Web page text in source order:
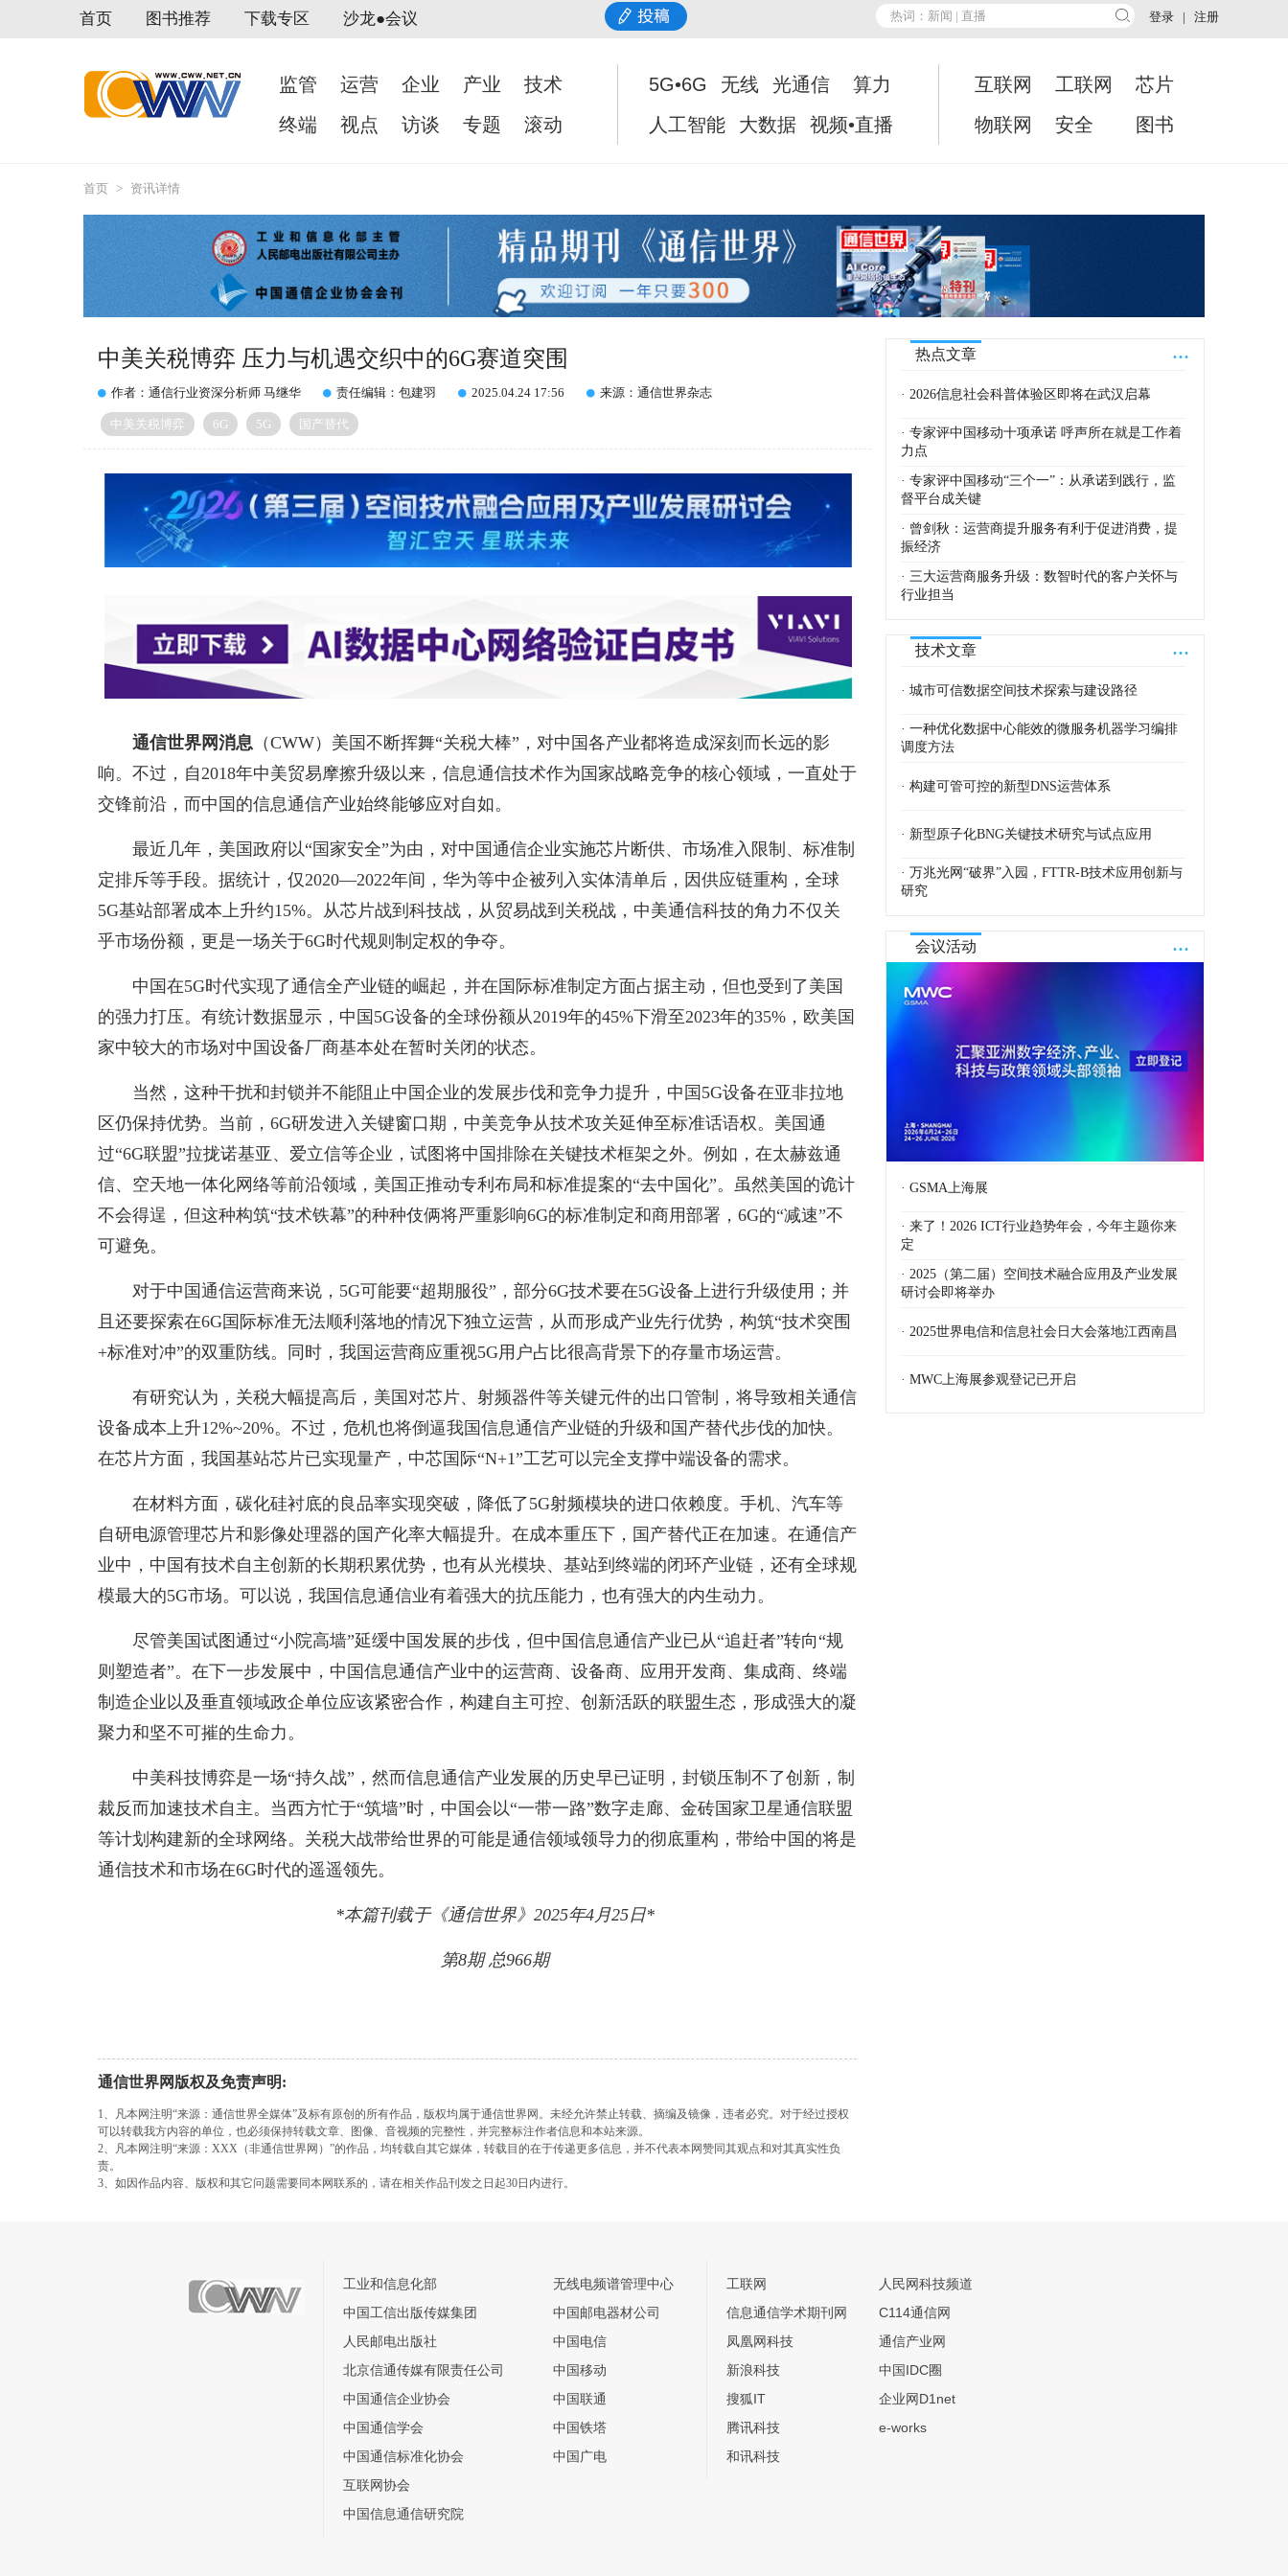
登录 | 注册
首页 图书推荐 下载专区 沙龙●会议
监管 运营 企业 产业
技术
终端
视点 访谈 专题 滚动
5G•6G 无线 光通信
算力
人工智能
大数据 视频•直播
互联网 工联网
芯片
物联网
安全 图书
首页 > 资讯详情
中美关税博弈 压力与机遇交织中的6G赛道突围
作者：通信行业资深分析师 马继华 责任编辑：包建羽 2025.04.24 17:56 来源：通信世界杂志
中美关税博弈 6G 5G 国产替代
通信世界网消息 （CWW）美国不断挥舞“关税大棒”，对中国各产业都将造成深刻而长远的影
响。不过，自2018年中美贸易摩擦升级以来，信息通信技术作为国家战略竞争的核心领域，一直处于
交锋前沿，而中国的信息通信产业始终能够应对自如。
最近几年，美国政府以“国家安全”为由，对中国通信企业实施芯片断供、市场准入限制、标准制
定排斥等手段。据统计，仅2020—2022年间，华为等中企被列入实体清单后，因供应链重构，全球
5G基站部署成本上升约15%。从芯片战到科技战，从贸易战到关税战，中美通信科技的角力不仅关
乎市场份额，更是一场关于6G时代规则制定权的争夺。
中国在5G时代实现了通信全产业链的崛起，并在国际标准制定方面占据主动，但也受到了美国
的强力打压。有统计数据显示，中国5G设备的全球份额从2019年的45%下滑至2023年的35%，欧美国
家中较大的市场对中国设备厂商基本处在暂时关闭的状态。
当然，这种干扰和封锁并不能阻止中国企业的发展步伐和竞争力提升，中国5G设备在亚非拉地
区仍保持优势。当前，6G研发进入关键窗口期，中美竞争从技术攻关延伸至标准话语权。美国通
过“6G联盟”拉拢诺基亚、爱立信等企业，试图将中国排除在关键技术框架之外。例如，在太赫兹通
信、空天地一体化网络等前沿领域，美国正推动专利布局和标准提案的“去中国化”。虽然美国的诡计
不会得逞，但这种构筑“技术铁幕”的种种伎俩将严重影响6G的标准制定和商用部署，6G的“减速”不
可避免。
对于中国通信运营商来说，5G可能要“超期服役”，部分6G技术要在5G设备上进行升级使用；并
且还要探索在6G国际标准无法顺利落地的情况下独立运营，从而形成产业先行优势，构筑“技术突围
+标准对冲”的双重防线。同时，我国运营商应重视5G用户占比很高背景下的存量市场运营。
有研究认为，关税大幅提高后，美国对芯片、射频器件等关键元件的出口管制，将导致相关通信
设备成本上升12%~20%。不过，危机也将倒逼我国信息通信产业链的升级和国产替代步伐的加快。
在芯片方面，我国基站芯片已实现量产，中芯国际“N+1”工艺可以完全支撑中端设备的需求。
在材料方面，碳化硅衬底的良品率实现突破，降低了5G射频模块的进口依赖度。手机、汽车等
自研电源管理芯片和影像处理器的国产化率大幅提升。在成本重压下，国产替代正在加速。在通信产
业中，中国有技术自主创新的长期积累优势，也有从光模块、基站到终端的闭环产业链，还有全球规
模最大的5G市场。可以说，我国信息通信业有着强大的抗压能力，也有强大的内生动力。
尽管美国试图通过“小院高墙”延缓中国发展的步伐，但中国信息通信产业已从“追赶者”转向“规
则塑造者”。在下一步发展中，中国信息通信产业中的运营商、设备商、应用开发商、集成商、终端
制造企业以及垂直领域政企单位应该紧密合作，构建自主可控、创新活跃的联盟生态，形成强大的凝
聚力和坚不可摧的生命力。
中美科技博弈是一场“持久战”，然而信息通信产业发展的历史早已证明，封锁压制不了创新，制
裁反而加速技术自主。当西方忙于“筑墙”时，中国会以“一带一路”数字走廊、金砖国家卫星通信联盟
等计划构建新的全球网络。关税大战带给世界的可能是通信领域领导力的彻底重构，带给中国的将是
通信技术和市场在6G时代的遥遥领先。
*本篇刊载于《通信世界》2025年4月25日*
第8期 总966期
通信世界网版权及免责声明:
1、凡本网注明“来源：通信世界全媒体”及标有原创的所有作品，版权均属于通信世界网。未经允许禁止转载、摘编及镜像，违者必究。对于经过授权
可以转载我方内容的单位，也必须保持转载文章、图像、音视频的完整性，并完整标注作者信息和本站来源。
2、凡本网注明“来源：XXX（非通信世界网）”的作品，均转载自其它媒体，转载目的在于传递更多信息，并不代表本网赞同其观点和对其真实性负
责。
3、如因作品内容、版权和其它问题需要同本网联系的，请在相关作品刊发之日起30日内进行。
...
热点文章
· 2026信息社会科普体验区即将在武汉启幕
· 专家评中国移动十项承诺 呼声所在就是工作着
力点
· 专家评中国移动“三个一”：从承诺到践行，监
督平台成关键
· 曾剑秋：运营商提升服务有利于促进消费，提
振经济
· 三大运营商服务升级：数智时代的客户关怀与
行业担当
...
技术文章
· 城市可信数据空间技术探索与建设路径
· 一种优化数据中心能效的微服务机器学习编排
调度方法
· 构建可管可控的新型DNS运营体系
· 新型原子化BNG关键技术研究与试点应用
· 万兆光网“破界”入园，FTTR-B技术应用创新与
研究
...
会议活动
· GSMA上海展
· 来了！2026 ICT行业趋势年会，今年主题你来
定
· 2025（第二届）空间技术融合应用及产业发展
研讨会即将举办
· 2025世界电信和信息社会日大会落地江西南昌
· MWC上海展参观登记已开启
工业和信息化部
中国工信出版传媒集团
人民邮电出版社
北京信通传媒有限责任公司
中国通信企业协会
中国通信学会
中国通信标准化协会
互联网协会
中国信息通信研究院
无线电频谱管理中心
中国邮电器材公司
中国电信
中国移动
中国联通
中国铁塔
中国广电
工联网
信息通信学术期刊网
凤凰网科技
新浪科技
搜狐IT
腾讯科技
和讯科技
人民网科技频道
C114通信网
通信产业网
中国IDC圈
企业网D1net
e-works